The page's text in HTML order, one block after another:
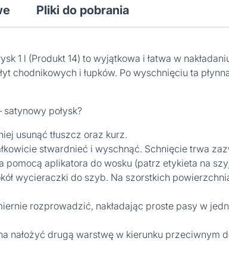
Pliki do pobrania
1 l (Produkt 14) to wyjątkowa i łatwa w
chodnikowych i łupków. Po wyschnięciu ta
połysk?
usunąć tłuszcz oraz kurz.
stwardnieć i wyschnąć. Schnięcie trwa
pomocą aplikatora do wosku (patrz etykieta na
wycieraczki do szyb. Na szorstkich
rozprowadzić, nakładając proste pasy w
nałożyć drugą warstwę w kierunku przeciwnym